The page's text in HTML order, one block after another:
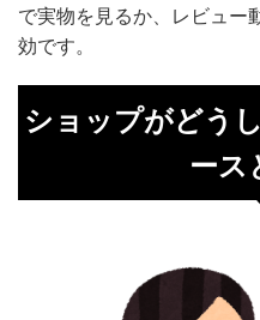
で実物を見るか、レビュー
効です。
ショップがどう
ース